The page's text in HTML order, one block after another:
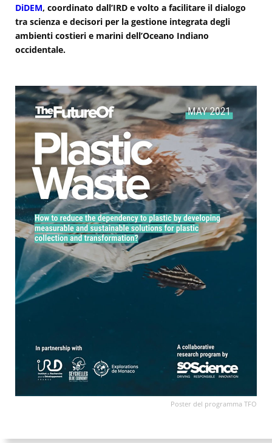
DiDEM, coordinato dall’IRD e volto a facilitare il dialogo
tra scienza e decisori per la gestione integrata degli
ambienti costieri e marini dell’Oceano Indiano
occidentale.
Poster del programma TFO